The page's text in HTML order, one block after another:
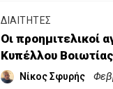
ΔΙΑΙΤΗΤΕΣ
Οι προημιτελικοί
Κυπέλλου
Νίκος Σφυρής